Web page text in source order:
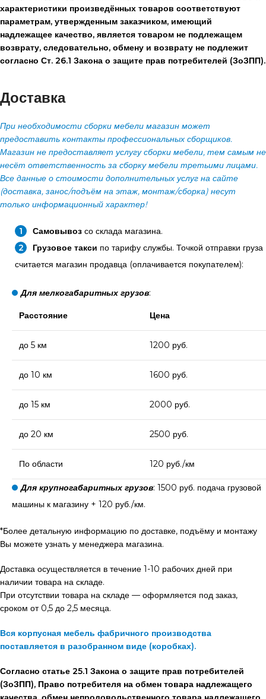
характеристики произведённых товаров соответствуют
параметрам, утвержденным заказчиком, имеющий
надлежащее качество, является товаром не подлежащем
возврату, следовательно, обмену и возврату не подлежит
согласно Ст. 26.1 Закона о защите прав потребителей (ЗоЗПП).
Доставка
При необходимости сборки мебели магазин может
предоставить контакты профессиональных сборщиков.
Магазин не предоставляет услугу сборки мебели, тем самым не
несёт ответственность за сборку мебели третьими лицами.
Все данные о стоимости дополнительных услуг на сайте
(доставка, занос/подъём на этаж, монтаж/сборка) несут
только информационный характер!
Самовывоз со склада магазина.
Грузовое такси по тарифу службы. Точкой отправки груза
считается магазин продавца (оплачивается покупателем):
Для мелкогабаритных грузов:
Расстояние Цена
до 5 км 1200 руб.
до 10 км 1600 руб.
до 15 км 2000 руб.
до 20 км 2500 руб.
По области 120 руб./км
Для крупногабаритных грузов: 1500 руб. подача грузовой
машины к магазину + 120 руб./км.
*Более детальную информацию по доставке, подъёму и монтажу
Вы можете узнать у менеджера магазина.
Доставка осуществляется в течение 1-10 рабочих дней при
наличии товара на складе.
При отсутствии товара на складе — оформляется под заказ,
сроком от 0,5 до 2,5 месяца.
Вся корпусная мебель фабричного производства
поставляется в разобранном виде (коробках).
Согласно статье 25.1 Закона о защите прав потребителей
(ЗоЗПП), Право потребителя на обмен товара надлежащего